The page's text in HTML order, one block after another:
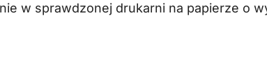
w sprawdzonej drukarni na papierze o